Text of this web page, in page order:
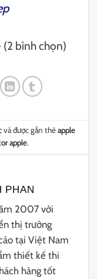
(2 bình chọn)
và được gắn thẻapple
apple.
PHAN
2007 với
thị trường
tại Việt Nam
thiết kế thi
hàng tốt